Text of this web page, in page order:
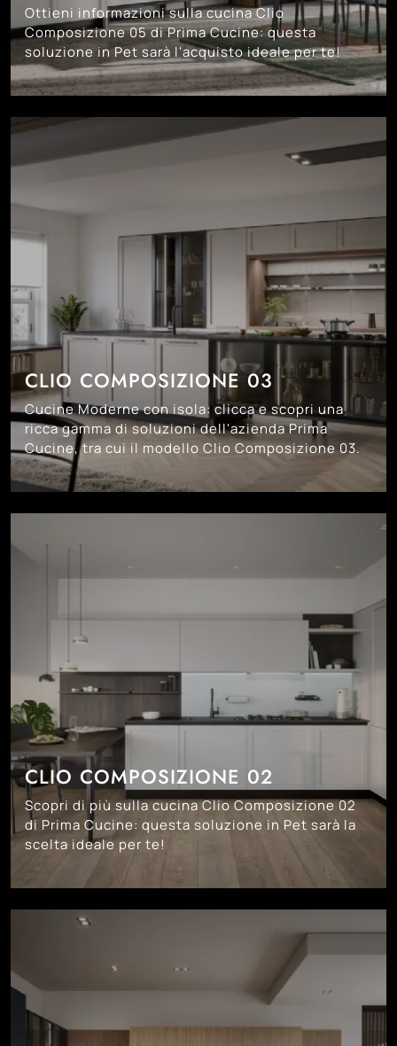
Ottieni informazioni sulla cucina Clio
Composizione 05 di Prima Cucine: questa
soluzione in Pet sarà l'acquisto ideale per te!
CLIO COMPOSIZIONE 03
Cucine Moderne con isola: clicca e scopri una
ricca gamma di soluzioni dell'azienda Prima
Cucine, tra cui il modello Clio Composizione 03.
CLIO COMPOSIZIONE 02
Scopri di più sulla cucina Clio Composizione 02
di Prima Cucine: questa soluzione in Pet sarà la
scelta ideale per te!